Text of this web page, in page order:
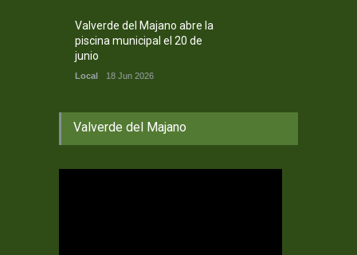
Valverde del Majano abre la
piscina municipal el 20 de
junio
Local 18 Jun 2026
Valverde del Majano